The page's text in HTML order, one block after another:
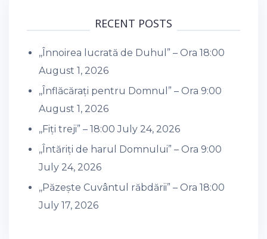
RECENT POSTS
,,Înnoirea lucrată de Duhul” – Ora 18:00
August 1, 2026
,,Înflăcărați pentru Domnul” – Ora 9:00
August 1, 2026
,,Fiți treji” – 18:00 July 24, 2026
,,Întăriți de harul Domnului” – Ora 9:00
July 24, 2026
,,Păzește Cuvântul răbdării” – Ora 18:00
July 17, 2026